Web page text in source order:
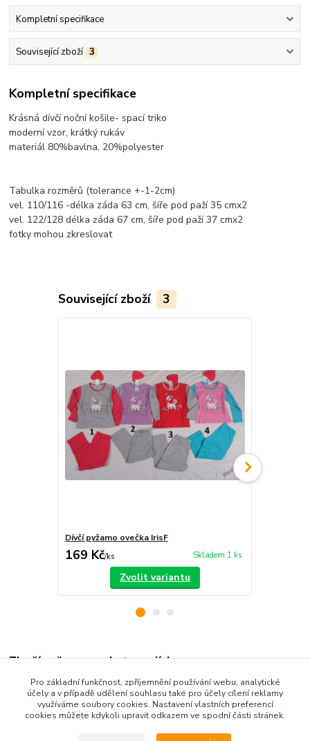
Kompletní specifikace
Související zboží 3
Kompletní specifikace
Krásná dívčí noční košile- spací triko
moderní vzor, krátký rukáv
materiál 80%bavlna, 20%polyester
Tabulka rozměrů (tolerance +-1-2cm)
vel. 110/116 -délka záda 63 cm, šíře pod paží 35 cmx2
vel. 122/128 délka záda 67 cm, šíře pod paží 37 cmx2
fotky mohou zkreslovat
Související zboží 3
Dívčí pyžamo ovečka IrisF
169 Kč/ks Skladem 1 ks
Zvolit variantu
Zboží zařazeno v kategoriích
Dětské oblečení
Dětská pyžama a košilky
Pro základní funkčnost, zpříjemnění používání webu, analytické
účely a v případě udělení souhlasu také pro účely cílení reklamy
využíváme soubory cookies. Nastavení vlastních preferencí
cookies můžete kdykoli upravit odkazem ve spodní části stránek.